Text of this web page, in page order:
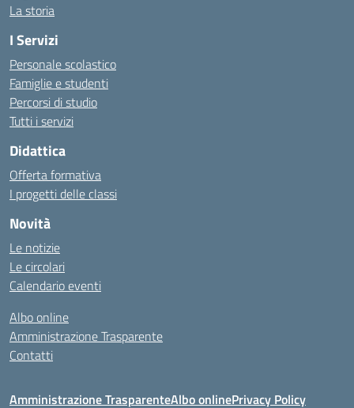
La storia
I Servizi
Personale scolastico
Famiglie e studenti
Percorsi di studio
Tutti i servizi
Didattica
Offerta formativa
I progetti delle classi
Novità
Le notizie
Le circolari
Calendario eventi
Albo online
Amministrazione Trasparente
Contatti
Amministrazione TrasparenteAlbo onlinePrivacy Policy